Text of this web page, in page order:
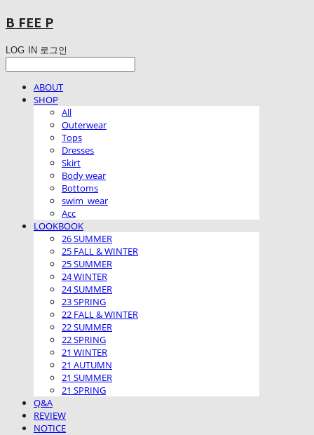
B FEE P
LOG IN 로그인
ABOUT
SHOP
All
Outerwear
Tops
Dresses
Skirt
Body wear
Bottoms
swim_wear
Acc
LOOKBOOK
26 SUMMER
25 FALL & WINTER
25 SUMMER
24 WINTER
24 SUMMER
23 SPRING
22 FALL & WINTER
22 SUMMER
22 SPRING
21 WINTER
21 AUTUMN
21 SUMMER
21 SPRING
Q&A
REVIEW
NOTICE